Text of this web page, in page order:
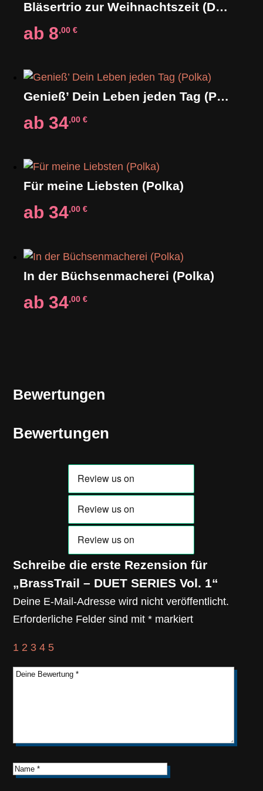
Bläsertrio zur Weihnachtszeit (Download)
ab 8,00€
Genieß’ Dein Leben jeden Tag (Polka)
ab34,00€
Für meine Liebsten (Polka)
ab34,00€
In der Büchsenmacherei (Polka)
ab34,00€
Bewertungen
Bewertungen
Schreibe die erste Rezension für
„BrassTrail – DUET SERIES Vol. 1“
Deine E-Mail-Adresse wird nicht veröffentlicht.
Erforderliche Felder sind mit* markiert
1 2 3 4 5